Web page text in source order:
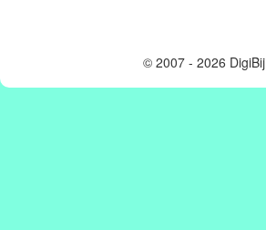
© 2007 - 2026 DigiBij